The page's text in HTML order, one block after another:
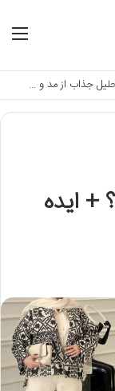
چه ارتباطی بین ماه تولد و استایل شماست؟ یک تحلیل جذاب از مد و زودیاک
+ ایده